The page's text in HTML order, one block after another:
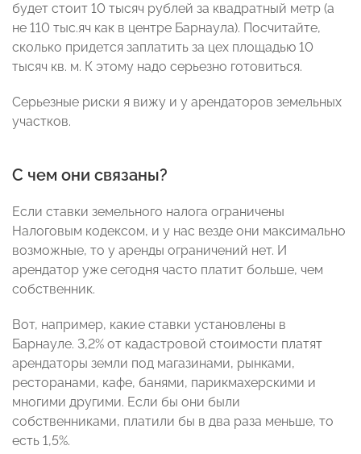
будет стоит 10 тысяч рублей за квадратный метр (а
не 110 тыс.яч как в центре Барнаула). Посчитайте,
сколько придется заплатить за цех площадью 10
тысяч кв. м. К этому надо серьезно готовиться.
Серьезные риски я вижу и у арендаторов земельных
участков.
С чем они связаны?
Если ставки земельного налога ограничены
Налоговым кодексом, и у нас везде они максимально
возможные, то у аренды ограничений нет. И
арендатор уже сегодня часто платит больше, чем
собственник.
Вот, например, какие ставки установлены в
Барнауле. 3,2% от кадастровой стоимости платят
арендаторы земли под магазинами, рынками,
ресторанами, кафе, банями, парикмахерскими и
многими другими. Если бы они были
собственниками, платили бы в два раза меньше, то
есть 1,5%.